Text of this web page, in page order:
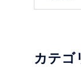
カテゴ